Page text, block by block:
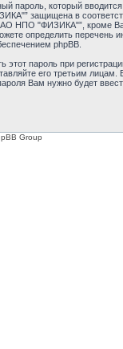
пароль, который
защищена в
НПО "ФИЗИКА"”, кроме
определить перечень
phpBB.
пароль при
его третьим
Вам нужно будет
Group